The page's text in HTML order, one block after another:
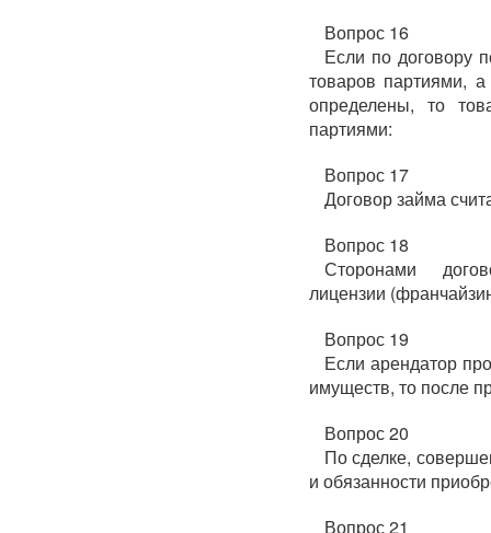
Вопрос 16
Если по договору
товаров партиями,
определены, то
партиями:
Вопрос 17
Договор займа
Вопрос 18
Сторонами
лицензии
Вопрос 19
Если арендатор
имуществ, то после
Вопрос 20
По сделке,
и обязанности
Вопрос 21